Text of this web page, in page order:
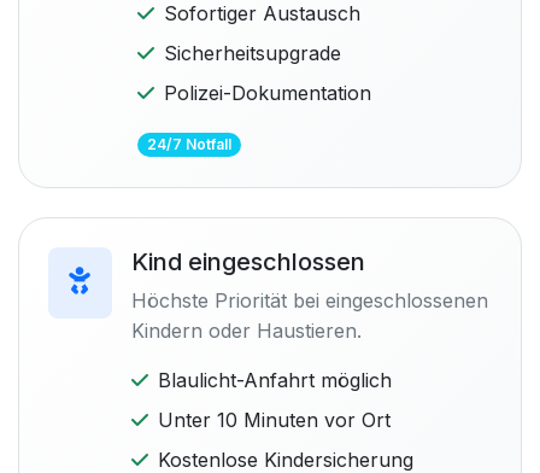
Sofortiger Austausch
Sicherheitsupgrade
Polizei-Dokumentation
24/7 Notfall
Kind eingeschlossen
Höchste Priorität bei eingeschlossenen
Kindern oder Haustieren.
Blaulicht-Anfahrt möglich
Unter 10 Minuten vor Ort
Kostenlose Kindersicherung